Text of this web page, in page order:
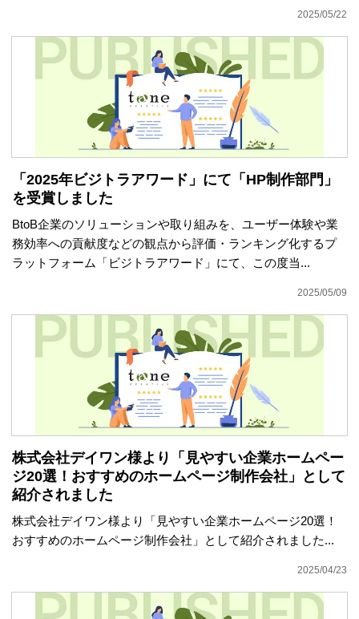
2025/05/22
「2025年ビジトラアワード」にて「HP制作部門」
を受賞しました
BtoB企業のソリューションや取り組みを、ユーザー体験や業
務効率への貢献度などの観点から評価・ランキング化するプ
ラットフォーム「ビジトラアワード」にて、この度当...
2025/05/09
株式会社デイワン様より「見やすい企業ホームペー
ジ20選！おすすめのホームページ制作会社」として
紹介されました
株式会社デイワン様より「見やすい企業ホームページ20選！
おすすめのホームページ制作会社」として紹介されました...
2025/04/23